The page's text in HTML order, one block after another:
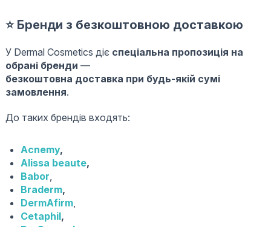
⭐ Бренди з безкоштовною доставкою
У Dermal Cosmetics діє спеціальна пропозиція на
обрані бренди —
безкоштовна доставка при будь-якій сумі
замовлення.
До таких брендів входять:
Acnemy,
Alissa beaute,
Babor,
Braderm,
DermAfirm,
Cetaphil,